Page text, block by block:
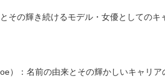
その輝き続けるモデル・女優としてのキ
）：名前の由来とその輝かしいキャリア